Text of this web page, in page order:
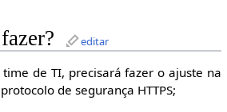
editar
de TI, precisará fazer o ajuste na
de segurança HTTPS;